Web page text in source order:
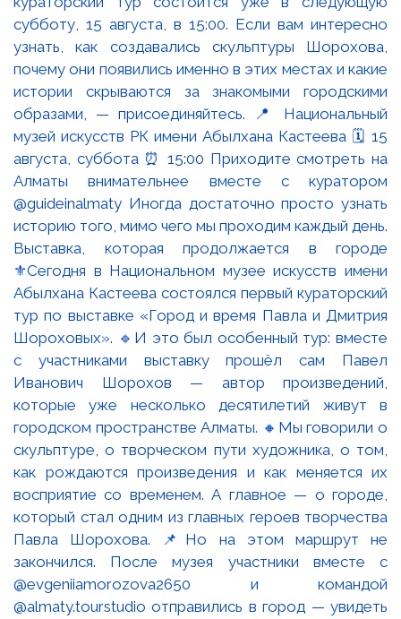
Выставка, которая продолжается в городе
⚜️Сегодня в Национальном музее искусств имени
Абылхана Кастеева состоялся первый кураторский
тур по выставке «Город и время Павла и Дмитрия
Шороховых». 🔹И это был особенный тур: вместе
с участниками выставку прошёл сам Павел
Иванович Шорохов — автор произведений,
которые уже несколько десятилетий живут в
городском пространстве Алматы. 🔸Мы говорили о
скульптуре, о творческом пути художника, о том,
как рождаются произведения и как меняется их
восприятие со временем. А главное — о городе,
который стал одним из главных героев творчества
Павла Шорохова. 📌Но на этом маршрут не
закончился. После музея участники вместе с
@evgeniiamorozova2650 и командой
@almaty.tourstudio отправились в город — увидеть